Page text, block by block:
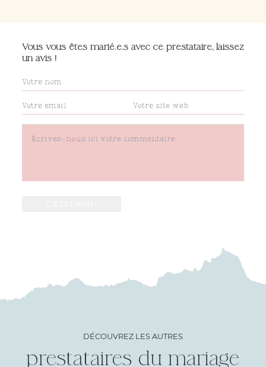
Vous vous êtes marié.e.s avec ce prestataire, laissez
un avis !
DÉCOUVREZ LES AUTRES
prestataires du mariage